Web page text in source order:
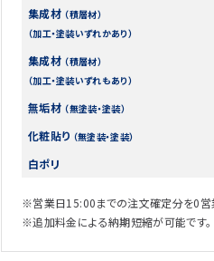
集成材 （積層材）
（加工・塗装いずれかあり）
集成材 （積層材）
（加工・塗装いずれもあり）
無垢材 （無塗装・塗装）
化粧貼り （無塗装・塗装）
白ポリ
※営業日15:00までの注文確定分を0営
※追加料金による納期短縮が可能です。